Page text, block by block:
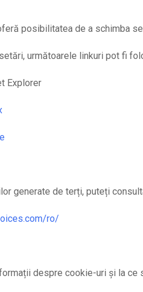
posibilitatea de a schimba
următoarele linkuri pot fi
Explorer
generate de terți, puteți
ro/
despre cookie-uri și la ce